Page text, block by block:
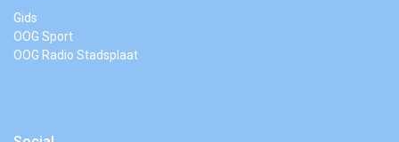
Gids
OOG Sport
OOG Radio Stadsplaat